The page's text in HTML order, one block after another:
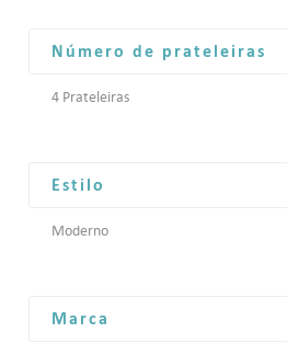
Número de prateleiras
4 Prateleiras
Estilo
Moderno
Marca